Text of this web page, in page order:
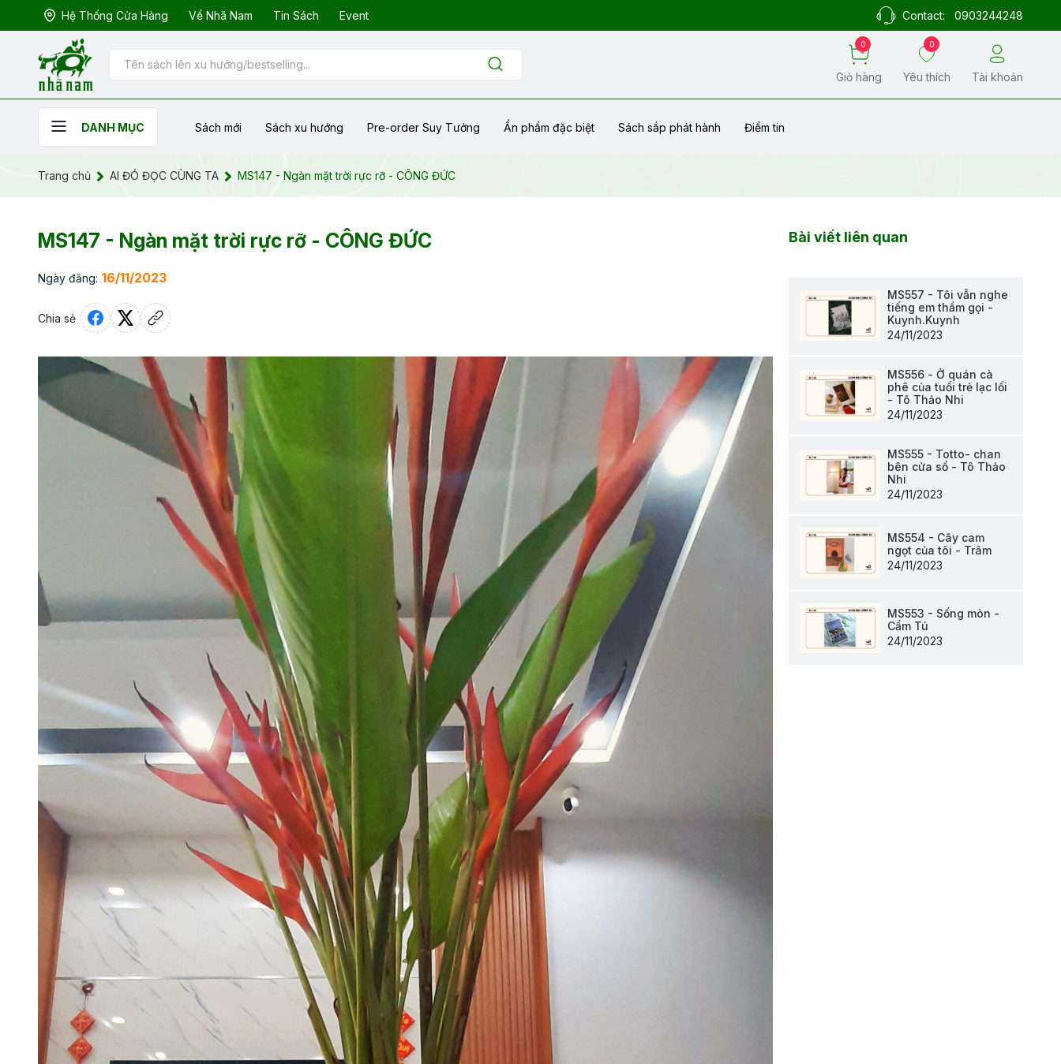
Hệ Thống Cửa Hàng Về Nhã Nam Tin Sách Event Contact: 0903244248
0
Giỏ hàng
0
Yêu thích Tài khoản
DANH MỤC Sách mới Sách xu hướng Pre-order Suy Tưởng Ẩn phẩm đặc biệt Sách sắp phát hành Điểm tin
Trang chủ AI ĐÓ ĐỌC CÙNG TA MS147 - Ngàn mặt trời rực rỡ - CÔNG ĐỨC
MS147 - Ngàn mặt trời rực rỡ - CÔNG ĐỨC
Ngày đăng: 16/11/2023
Chia sẻ
Bài viết liên quan
MS557 - Tôi vẫn nghe
tiếng em thầm gọi -
Kuynh.Kuynh
24/11/2023
MS556 - Ở quán cà
phê của tuổi trẻ lạc lối
- Tô Thảo Nhi
24/11/2023
MS555 - Totto- chan
bên cửa sổ - Tô Thảo
Nhi
24/11/2023
MS554 - Cây cam
ngọt của tôi - Trâm
24/11/2023
MS553 - Sống mòn -
Cẩm Tú
24/11/2023